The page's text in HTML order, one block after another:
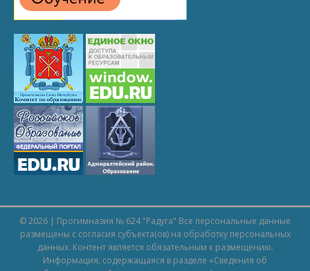
© 2026 | Прогимназия № 624 "Радуга" Все персональные данные
размещены с согласия субъекта(ов) на обработку персональных
данных. Контент является обязательным к размещению.
Информация, содержащаяся в разделе «Сведения об